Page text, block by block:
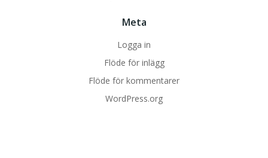
Meta
Logga in
Flöde för inlägg
Flöde för kommentarer
WordPress.org